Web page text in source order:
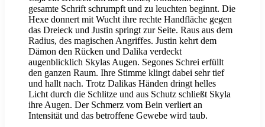
gesamte Schrift schrumpft und zu leuchten beginnt. Die
Hexe donnert mit Wucht ihre rechte Handfläche gegen
das Dreieck und Justin springt zur Seite. Raus aus dem
Radius, des magischen Angriffes. Justin kehrt dem
Dämon den Rücken und Dalika verdeckt
augenblicklich Skylas Augen. Segones Schrei erfüllt
den ganzen Raum. Ihre Stimme klingt dabei sehr tief
und hallt nach. Trotz Dalikas Händen dringt helles
Licht durch die Schlitze und aus Schutz schließt Skyla
ihre Augen. Der Schmerz vom Bein verliert an
Intensität und das betroffene Gewebe wird taub.